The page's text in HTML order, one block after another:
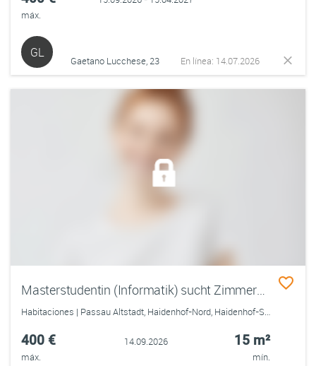
máx.
GL
Gaetano Lucchese, 23 En línea: 14.07.2026
Masterstudentin (Informatik) sucht Zimmer/WG in Passau zum Wintersemester 2026/2027
Habitaciones | Passau Altstadt, Haidenhof-Nord, Haidenhof-Süd, Innstadt
400 €
máx.
14.09.2026 15 m²
mín.